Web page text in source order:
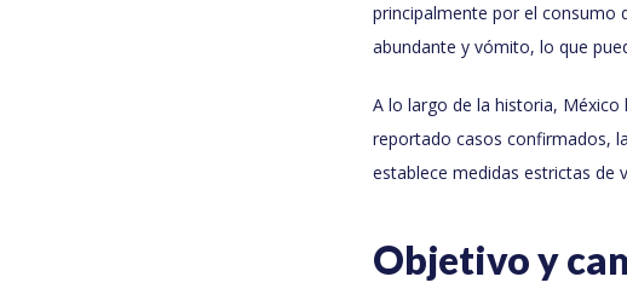
principalmente por el consumo
abundante y vómito, lo que
A lo largo de la historia,
reportado casos confirmados,
establece medidas estrictas de
Objetivo y